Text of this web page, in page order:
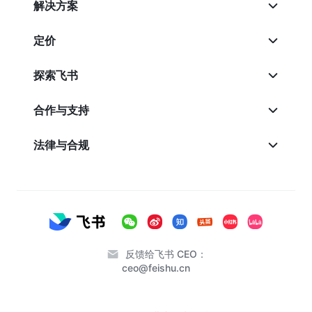
解决方案
定价
探索飞书
合作与支持
法律与合规
反馈给飞书 CEO：
ceo@feishu.cn